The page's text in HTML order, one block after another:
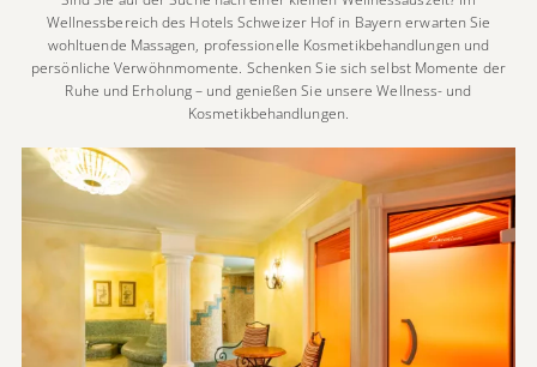
Wellnessbereich des Hotels Schweizer Hof in Bayern erwarten Sie
wohltuende Massagen, professionelle Kosmetikbehandlungen und
persönliche Verwöhnmomente. Schenken Sie sich selbst Momente der
Ruhe und Erholung – und genießen Sie unsere Wellness- und
Kosmetikbehandlungen.